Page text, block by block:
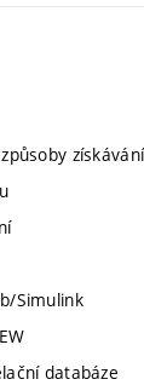
Simulink
databáze